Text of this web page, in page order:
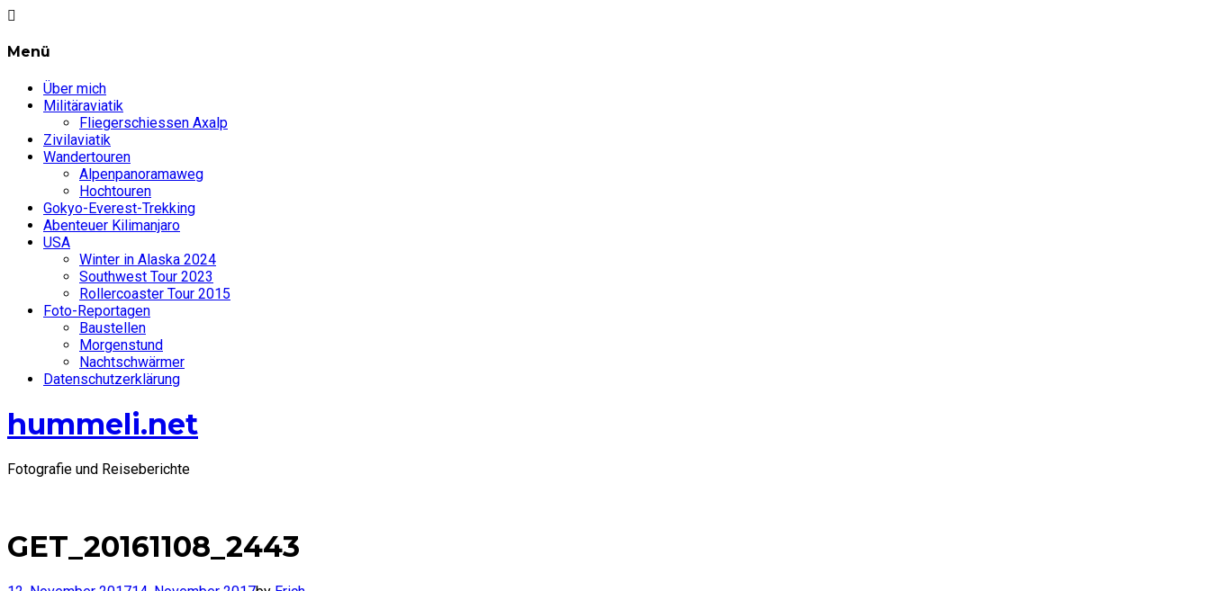
Menü
Über mich
Militäraviatik
Fliegerschiessen Axalp
Zivilaviatik
Wandertouren
Alpenpanoramaweg
Hochtouren
Gokyo-Everest-Trekking
Abenteuer Kilimanjaro
USA
Winter in Alaska 2024
Southwest Tour 2023
Rollercoaster Tour 2015
Foto-Reportagen
Baustellen
Morgenstund
Nachtschwärmer
Datenschutzerklärung
hummeli.net
Fotografie und Reiseberichte
GET_20161108_2443